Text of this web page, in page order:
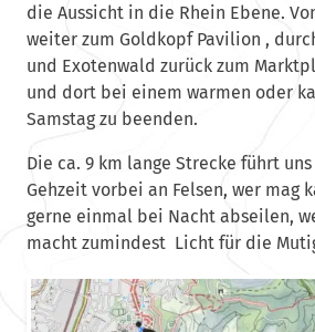
die Aussicht in die Rhein Ebene.
weiter zum Goldkopf Pavilion ,
und Exotenwald zurück zum
und dort bei einem warmen oder
Samstag zu beenden.
Die ca. 9 km lange Strecke führt
Gehzeit vorbei an Felsen, wer mag
gerne einmal bei Nacht abseilen,
macht zumindest Licht für die